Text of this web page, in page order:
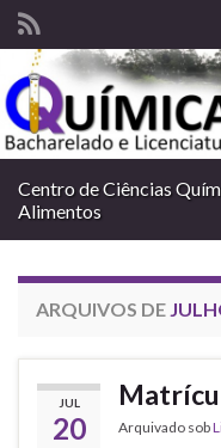
Search for:
Centro de Ciências
Alimentos
ARQUIVOS DE
JUL
20 Arquivado sob